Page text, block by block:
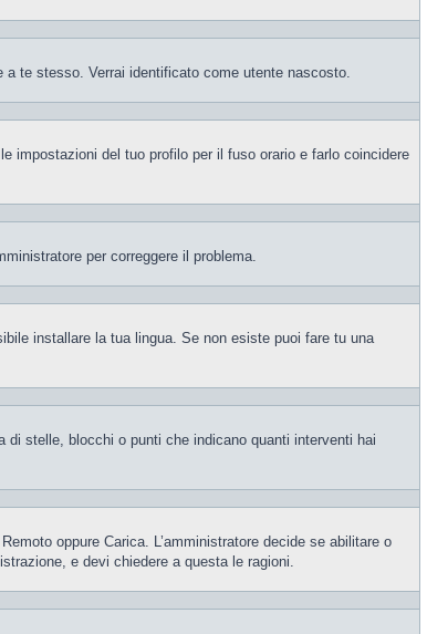
te stesso. Verrai identificato come utente nascosto.
impostazioni del tuo profilo per il fuso orario e farlo coincidere
per correggere il problema.
installare la tua lingua. Se non esiste puoi fare tu una
di stelle, blocchi o punti che indicano quanti interventi hai
oppure Carica. L’amministratore decide se abilitare o
e devi chiedere a questa le ragioni.